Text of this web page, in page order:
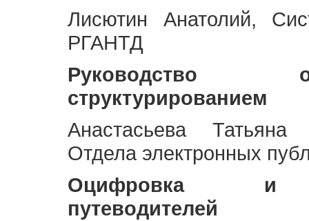
Лисютин Анатолий,
РГАНТД
Руководство
структурированием
Анастасьева Татьяна
Отдела электронных
Оцифровка и
путеводителей